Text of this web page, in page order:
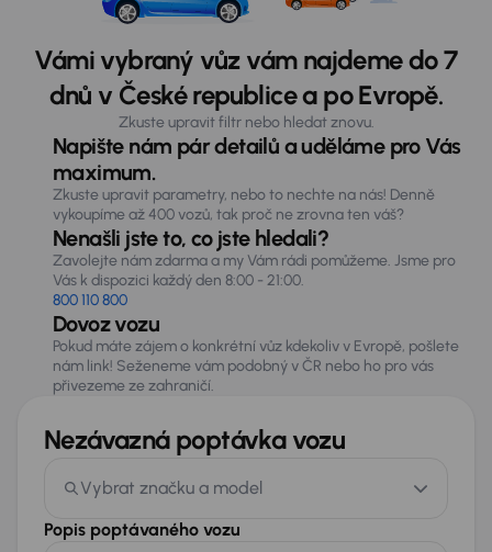
Vámi vybraný vůz vám najdeme do 7
dnů v České republice a po Evropě.
Zkuste upravit filtr nebo hledat znovu.
Napište nám pár detailů a uděláme pro Vás
maximum.
Zkuste upravit parametry, nebo to nechte na nás! Denně
vykoupíme až 400 vozů, tak proč ne zrovna ten váš?
Nenašli jste to, co jste hledali?
Zavolejte nám zdarma a my Vám rádi pomůžeme. Jsme pro
Vás k dispozici každý den 8:00 - 21:00.
800 110 800
Dovoz vozu
Pokud máte zájem o konkrétní vůz kdekoliv v Evropě, pošlete
nám link! Seženeme vám podobný v ČR nebo ho pro vás
přivezeme ze zahraničí.
Nezávazná poptávka vozu
Vybrat značku a model
Popis poptávaného vozu